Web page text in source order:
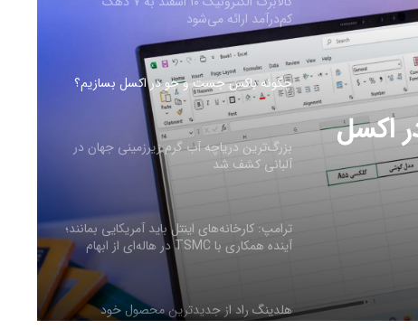
بزرگ‌ترین دریاچه آب گرم زیرزمینی جهان در
آلبانی کشف شد
ترامپ: کارخانه‌های اینتل باید آمریکایی بمانند؛
آینده همکاری با TSMC در هاله‌ای از ابهام
هلدینگ راد از جدیدترین محصول خود
رونمایی کرد
فرم‌ور باتری در گوشی‌های شیائومی با